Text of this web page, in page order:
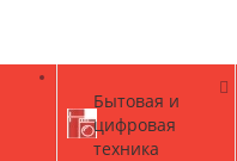
Бытовая и
цифровая
техника